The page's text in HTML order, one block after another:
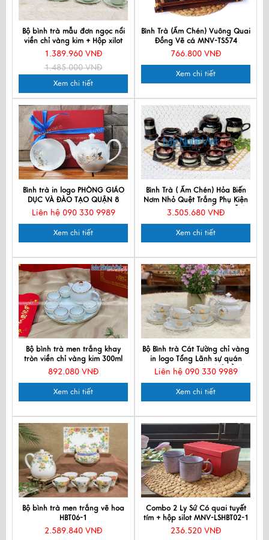
Bộ bình trà mẫu đơn ngọc nổi
viền chỉ vàng kim + Hộp xilot
BT001-7
1.389.960 VNĐ
1.485.000 VNĐ
Xem chi tiết
Bình Trà (Ấm Chén) Vuông Quai
Đồng Vẽ cá MNV-TS574
766.800 VNĐ
Xem chi tiết
Bình trà in logo PHÒNG GIÁO
DỤC VÀ ĐÀO TẠO QUẬN 8
Liên hệ 090 330 9989
Xem chi tiết
Bình Trà ( Ấm Chén) Hỏa Biến
Nơm Nhỏ Quệt Trắng Phụ Kiện
MNV-PKTS583-3 (HÀNG ĐẶT)
3.505.680 VNĐ
Xem chi tiết
Bộ bình trà men trắng khay
tròn viền chỉ vàng kim 300ml
MNV-BTHBT06
892.080 VNĐ
Xem chi tiết
Bộ Bình trà Cát Tường chỉ vàng
in logo Tổng Lãnh sự quán
Vanuatu tại Thành phố Hồ Chí
Minh đợt 2
Liên hệ 090 330 9989
Xem chi tiết
Bộ bình trà men trắng vẽ hoa
HBT06-1
2.589.840 VNĐ
Combo 2 Ly Sứ Có quai tuyết
tím + hộp silot MNV-LSHBT02-1
236.520 VNĐ